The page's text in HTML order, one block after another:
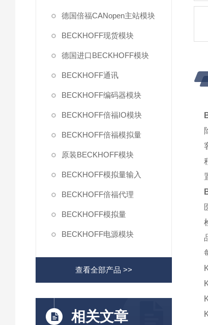
德国倍福CANopen主站模块
BECKHOFF现货模块
德国进口BECKHOFF模块
BECKHOFF通讯
BECKHOFF编码器模块
BECKHOFF倍福IO模块
BECKHOFF倍福模拟量
原装BECKHOFF模块
BECKHOFF模拟量输入
BECKHOFF倍福代理
BECKHOFF模拟量
BECKHOFF电源模块
查看全部产品 >>
相关文章